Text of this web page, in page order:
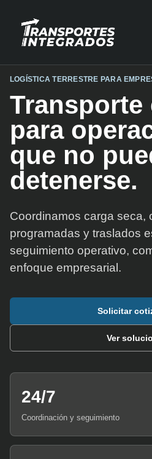
LOGÍSTICA TERRESTRE PARA
para
que no
detenerse.
Coordinamos carga seca,
programadas y traslados
seguimiento operativo,
enfoque empresarial.
Solicitar
Ver
24/7
Coordinación y seguimiento